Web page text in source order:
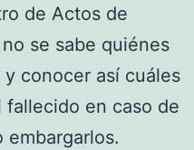
de Actos de
se sabe quiénes
conocer así cuáles
fallecido en caso de
embargarlos.